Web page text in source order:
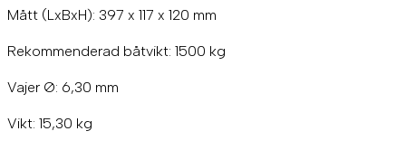
e
n
d
Mått (LxBxH): 397 x 117 x 120 mm
Rekommenderad båtvikt: 1500 kg
Vajer Ø: 6,30 mm
Vikt: 15,30 kg